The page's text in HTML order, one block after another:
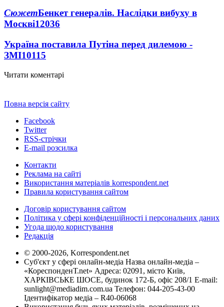
СюжетБенкет генералів. Наслідки вибуху в
Москві12036
Україна поставила Путіна перед дилемою -
ЗМІ10115
Читати коментарі
Повна версія сайту
Facebook
Twitter
RSS-стрічки
E-mail розсилка
Контакти
Реклама на сайті
Використання матеріалів korrespondent.net
Правила користування сайтом
Договір користування сайтом
Політика у сфері конфіденційності і персональних даних
Угода щодо користування
Редакція
© 2000-2026, Korrespondent.net
Суб'єкт у сфері онлайн-медіа Назва онлайн-медіа –
«КореспонденТ.net» Адреса: 02091, місто Київ,
ХАРКІВСЬКЕ ШОСЕ, будинок 172-Б, офіс 208/1 E-mail:
sunlight@mediadim.com.ua Телефон: 044-205-43-00
Ідентифікатор медіа – R40-06068